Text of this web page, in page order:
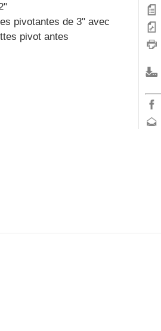
pivotantes de 3" avec
pivot antes